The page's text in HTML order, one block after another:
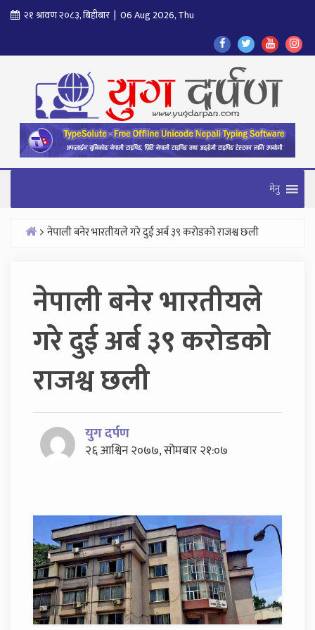
Skip २१ श्रावण २०८३, बिहीबार | 06 Aug 2026, Thu
Find
Us
On
Facebook
Find
Us
On
Twitter
Find
Us
On
Youtube
Us
मेनु
नेपाली बनेर भारतीयले गरे दुई अर्ब ३९ करोडको राजश्व छली
नेपाली बनेर भारतीयले
गरे दुई अर्ब ३९ करोडको
राजश्व छली
युग दर्पण
२६ आश्विन २०७७, सोमबार २१:०७